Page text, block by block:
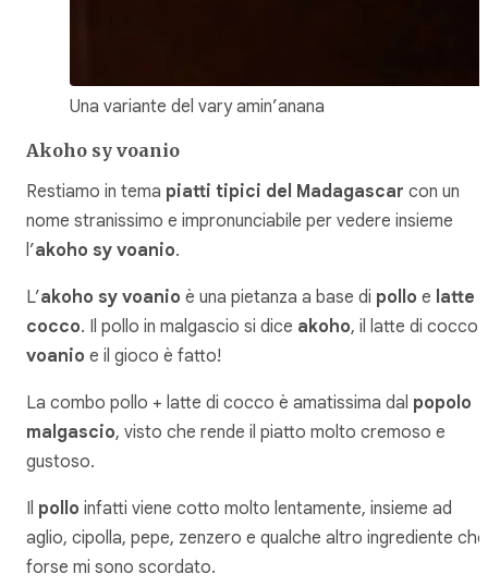
Una variante del vary amin’anana
Akoho sy voanio
Restiamo in tema piatti tipici del Madagascar con un
nome stranissimo e impronunciabile per vedere insieme
l’akoho sy voanio.
L’akoho sy voanio è una pietanza a base di pollo e latte
cocco. Il pollo in malgascio si dice akoho, il latte di cocco
voanio e il gioco è fatto!
La combo pollo + latte di cocco è amatissima dal popolo
malgascio, visto che rende il piatto molto cremoso e
gustoso.
Il pollo infatti viene cotto molto lentamente, insieme ad
aglio, cipolla, pepe, zenzero e qualche altro ingrediente che
forse mi sono scordato.